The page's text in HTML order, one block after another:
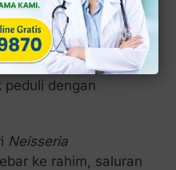
penyakit radang
tidak memperoleh
dengan
Neisseria
ke rahim, saluran